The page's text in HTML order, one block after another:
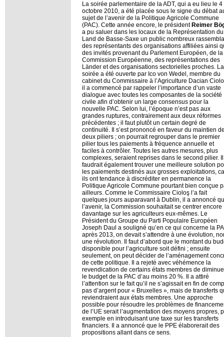
La soirée parlementaire de la ADT, qui a eu lieu le 4
octobre 2010, a été placée sous le signe du débat
sujet de l’avenir de la Politique Agricole Commune
(PAC). Cette année encore, le président Reimer
a pu saluer dans les locaux de la Représentation du
Land de Basse-Saxe un public nombreux
des représentants des organisations affiliées ainsi
des invités provenant du Parlement Européen, de la
Commission Européenne, des représentations des
Länder et des organisations sectorielles proches. La
soirée a été ouverte par Ico von Wedel, membre du
cabinet du Commissaire à l’Agriculture Dacian
il a commencé par rappeler l’importance d’un vaste
dialogue avec toutes les composantes de la société
civile afin d’obtenir un large consensus pour la
nouvelle PAC. Selon lui, l’époque n’est pas aux
grandes ruptures, contrairement aux deux réformes
précédentes ; il faut plutôt un certain degré de
continuité. Il s’est prononcé en faveur du maintien
deux piliers ; on pourrait regrouper dans le premier
pilier tous les paiements à fréquence annuelle et
faciles à contrôler. Toutes les autres mesures, plus
complexes, seraient reprises dans le second pilier. Il
faudrait également trouver une meilleure solution
les paiements destinés aux grosses exploitations,
ils ont tendance à discréditer en permanence la
Politique Agricole Commune pourtant bien conçue
ailleurs. Comme le Commissaire Cioloş l’a fait
quelques jours auparavant à Dublin, il a annoncé
l’avenir, la Commission souhaitait se centrer encore
davantage sur les agriculteurs eux-mêmes. Le
Président du Groupe du Parti Populaire Européen
Joseph Daul a souligné qu’en ce qui concerne la
après 2013, on devait s’attendre à une évolution,
une révolution. Il faut d’abord que le montant du
disponible pour l’agriculture soit défini ; ensuite
seulement, on peut décider de l’aménagement
de cette politique. Il a rejeté avec véhémence la
revendication de certains états membres de
le budget de la PAC d’au moins 20 %. Il a attiré
l’attention sur le fait qu’il ne s’agissait en fin de
pas d’argent pour « Bruxelles », mais de transferts
reviendraient aux états membres. Une approche
possible pour résoudre les problèmes de
de l’UE serait l’augmentation des moyens propres,
exemple en introduisant une taxe sur les transferts
financiers. Il a annoncé que le PPE élaborerait des
propositions allant dans ce sens.